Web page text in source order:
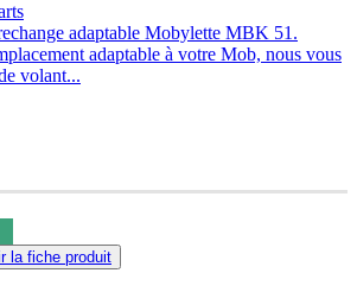
adaptable Mobylette MBK 51.
adaptable à votre Mob, nous vous
volant...
la fiche produit